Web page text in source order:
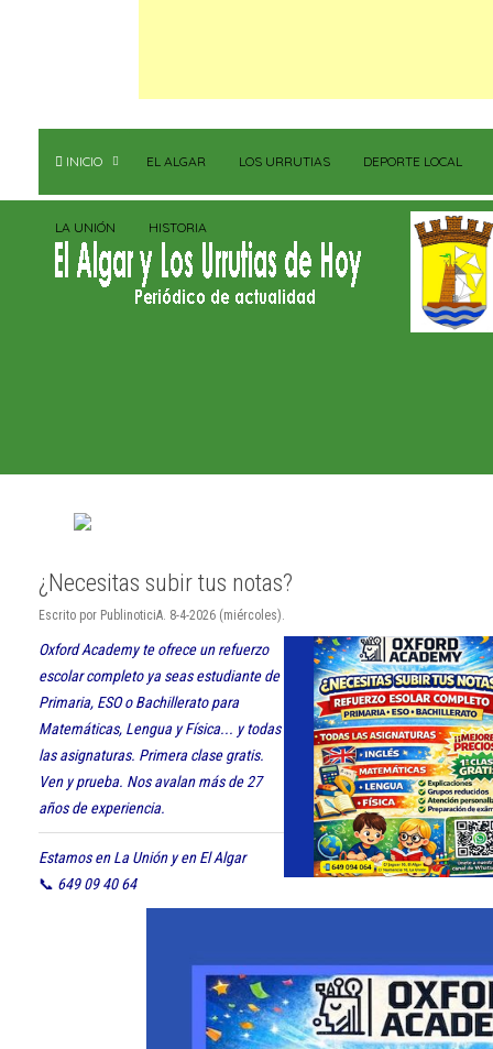
INICIO EL ALGAR LOS URRUTIAS DEPORTE LOCAL
LA UNIÓN HISTORIA
¿Necesitas subir tus notas?
Escrito por PublinoticiA. 8-4-2026 (miércoles).
Oxford Academy te ofrece un refuerzo
escolar completo ya seas estudiante de
Primaria, ESO o Bachillerato para
Matemáticas, Lengua y Física... y todas
las asignaturas. Primera clase gratis.
Ven y prueba. Nos avalan más de 27
años de experiencia.
Estamos en La Unión y en El Algar
📞 649 09 40 64